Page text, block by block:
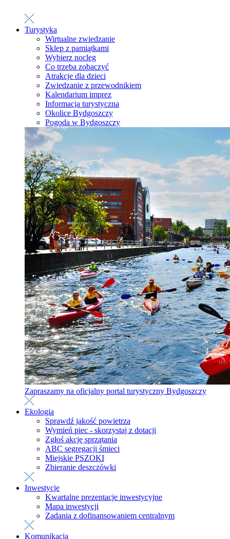
Turystyka
Wirtualne zwiedzanie
Sklep z pamiątkami
Wybierz nocleg
Co trzeba zobaczyć
Atrakcje dla dzieci
Zwiedzanie z przewodnikiem
Kalendarium imprez
Informacja turystyczna
Okolice Bydgoszczy
Pogoda w Bydgoszczy
Zapraszamy na oficjalny portal turystyczny Bydgoszczy
Ekologia
Sprawdź jakość powietrza
Wymień piec - skorzystaj z dotacji
Zgłoś akcję sprzątania
ABC segregacji śmieci
Miejskie PSZOKI
Zbieranie deszczówki
Inwestycje
Kwartalne prezentacje inwestycyjne
Mapa inwestycji
Zadania z dofinansowaniem centralnym
Komunikacja